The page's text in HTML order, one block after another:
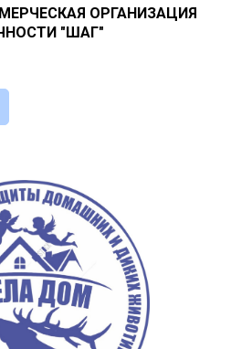
ОРГАНИЗАЦИЯ
"ШАГ"